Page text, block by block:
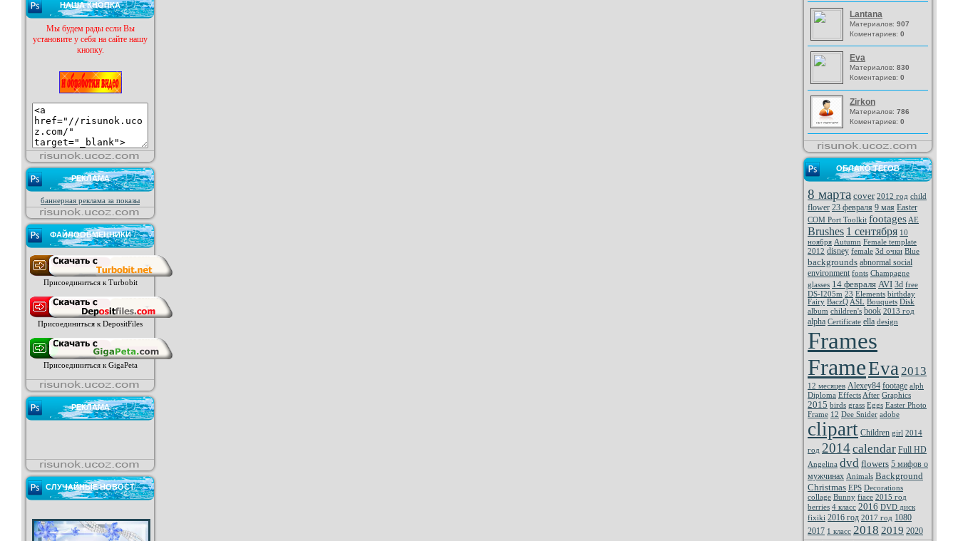
НАША КНОПКА
Мы будем рады если Вы
установите у себя на сайте нашу
кнопку.
РЕКЛАМА
баннерная реклама за показы
ФАЙЛООБМЕННИКИ
Присоединиться к Turbobit
Присоединиться к DepositFiles
Присоединиться к GigaPeta
РЕКЛАМА
СЛУЧАЙНЫЕ НОВОСТ
Lantana
Материалов: 907
Коментариев: 0
Eva
Материалов: 830
Коментариев: 0
Zirkon
Материалов: 786
Коментариев: 0
ОБЛАКО ТЕГОВ
8 марта cover 2012 год child
flower 23 февраля 9 мая Easter
COM Port Toolkit footages AE
Brushes 1 сентября 10
ноября Autumn Female template
2012 disney female 3d очки Blue
backgrounds abnormal social
environment fonts Champagne
glasses 14 февраля AVI 3d free
DS-I205m 23 Elements birthday
Fairy BaczQ ASL Bouquets Disk
album children's book 2013 год
alpha Certificate ella design
Frames
FrameEva 2013
12 месяцев Alexey84 footage alph
Diploma Effects After Graphics
2015 birds grass Eggs Easter Photo
Frame 12 Dee Snider adobe
clipart Children girl 2014
год 2014calendar Full HD
Angelina dvd flowers 5 мифов о
мужчинах Animals Background
Christmas EPS Decorations
collage Bunny fiace 2015 год
berries 4 класс 2016 DVD диск
fixiki 2016 год 2017 год 1080
2017 1 класс 2018 2019 2020